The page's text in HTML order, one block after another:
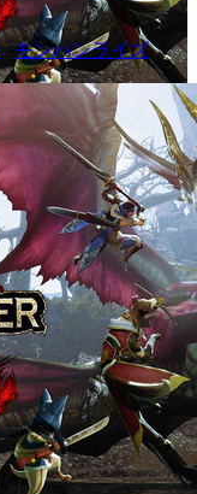
,モンハンライズ